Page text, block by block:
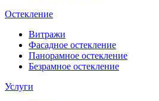
Остекление
Витражи
Фасадное остекление
Панорамное остекление
Безрамное остекление
Услуги